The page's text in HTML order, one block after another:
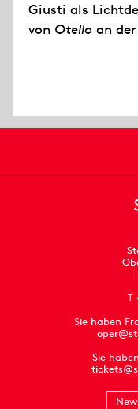
Giusti als
von Otello an
T
Sie haben
Sie